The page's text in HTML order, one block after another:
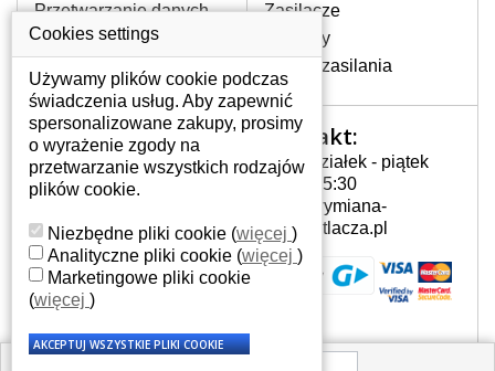
NAJWYŻSZEJ JAKOŚCI!
W naszym magazynie przez
cały okres gwarancji posiadamy
wyłącznie wysokiej jakości
oryginalne matryce klasy A+ bez
wadliwych pikseli.
JAK WYBRAĆ ODPOWIEDNI EKRAN
DO LAPTOPA HP G62-A30SA?
Odpowiedni ekran można dobrać do
konkretnego modelu laptopa, którego
oznaczenie można znaleźć na naklejce
na spodzie laptopa lub pod baterią, bywa
również umieszczone na ramkach lub
pęknięty ekran został zdemontowany, w
Przetwarzanie danych
osobowych
Gdzie nas znajdziesz
Zasilacze
Zawiasy
Złącza zasilania
Twoje konto
Twoje konto
Dane osobowe
Adresy
Historia zamówień
Kontakt:
Poniedziałek - piątek
7:00 - 15:30
info@wymiana-
wyswietlacza.pl
Cookies settings
Używamy plików cookie podczas
świadczenia usług. Aby zapewnić
spersonalizowane zakupy, prosimy
o wyrażenie zgody na
przetwarzanie wszystkich rodzajów
plików cookie.
Niezbędne pliki cookie (więcej )
Analityczne pliki cookie (więcej )
Marketingowe pliki cookie
(więcej )